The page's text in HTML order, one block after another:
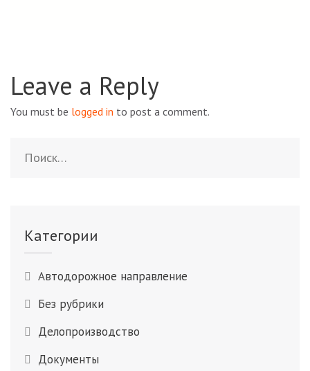
Leave a Reply
You must be logged in to post a comment.
Категории
Автодорожное направление
Без рубрики
Делопроизводство
Документы